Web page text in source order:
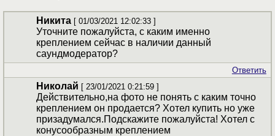
Никита [ 01/03/2021 12:02:33 ]
Уточните пожалуйста, с каким именно
креплением сейчас в наличии данный
саундмодератор?
Ответить
Николай [ 23/01/2021 0:21:59 ]
Действительно,на фото не понять с каким точно
креплением он продается? Хотел купить но уже
призадумался.Подскажите пожалуйста! Хотел с
конусообразным креплением